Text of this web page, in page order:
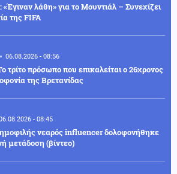
«Έγιναν λάθη» για το Μουντιάλ – Συνεχίζει
της FIFA
06.08.2026 - 08:56
τρίτο πρόσωπο που επικαλείται ο 26χρονος
της Βρετανίδας
- 08:45
νεαρός influencer δολοφονήθηκε
μετάδοση (βίντεο)